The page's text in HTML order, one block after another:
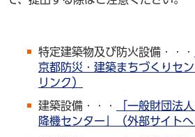
特定建築物及び防火設備・・・
京都防災・建築まちづくりセ
リンク）
建築設備・・・
「一般財団法
降機センター」（外部サイトへ